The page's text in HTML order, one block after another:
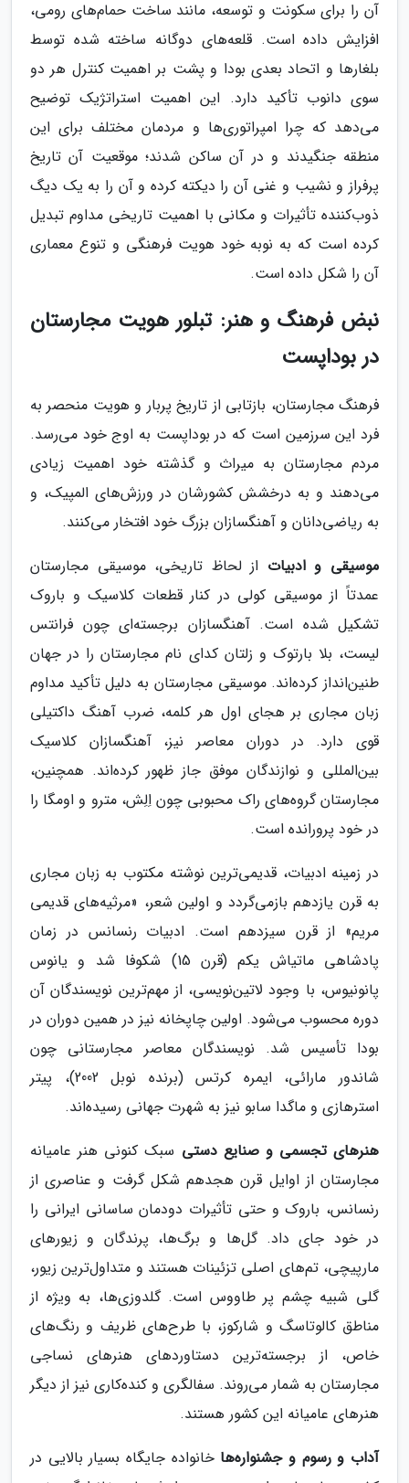
آن را برای سکونت و توسعه، مانند ساخت حمام‌های رومی،
افزایش داده است. قلعه‌های دوگانه ساخته شده توسط
بلغارها و اتحاد بعدی بودا و پشت بر اهمیت کنترل هر دو
سوی دانوب تأکید دارد. این اهمیت استراتژیک توضیح
می‌دهد که چرا امپراتوری‌ها و مردمان مختلف برای این
منطقه جنگیدند و در آن ساکن شدند؛ موقعیت آن تاریخ
پرفراز و نشیب و غنی آن را دیکته کرده و آن را به یک دیگ
ذوب‌کننده تأثیرات و مکانی با اهمیت تاریخی مداوم تبدیل
کرده است که به نوبه خود هویت فرهنگی و تنوع معماری
آن را شکل داده است.
نبض فرهنگ و هنر: تبلور هویت مجارستان
در بوداپست
فرهنگ مجارستان، بازتابی از تاریخ پربار و هویت منحصر به
فرد این سرزمین است که در بوداپست به اوج خود می‌رسد.
مردم مجارستان به میراث و گذشته خود اهمیت زیادی
می‌دهند و به درخشش کشورشان در ورزش‌های المپیک، و
به ریاضی‌دانان و آهنگسازان بزرگ خود افتخار می‌کنند.
موسیقی و ادبیات از لحاظ تاریخی، موسیقی مجارستان
عمدتاً از موسیقی کولی در کنار قطعات کلاسیک و باروک
تشکیل شده است. آهنگسازان برجسته‌ای چون فرانتس
لیست، بلا بارتوک و زلتان کدای نام مجارستان را در جهان
طنین‌انداز کرده‌اند. موسیقی مجارستان به دلیل تأکید مداوم
زبان مجاری بر هجای اول هر کلمه، ضرب آهنگ داکتیلی
قوی دارد. در دوران معاصر نیز، آهنگسازان کلاسیک
بین‌المللی و نوازندگان موفق جاز ظهور کرده‌اند. همچنین،
مجارستان گروه‌های راک محبوبی چون اِلِش، مترو و اومگا را
در خود پرورانده است.
در زمینه ادبیات، قدیمی‌ترین نوشته مکتوب به زبان مجاری
به قرن یازدهم بازمی‌گردد و اولین شعر، «مرثیه‌های قدیمی
مریم» از قرن سیزدهم است. ادبیات رنسانس در زمان
پادشاهی ماتیاش یکم (قرن 15) شکوفا شد و یانوس
پانونیوس، با وجود لاتین‌نویسی، از مهم‌ترین نویسندگان آن
دوره محسوب می‌شود. اولین چاپخانه نیز در همین دوران در
بودا تأسیس شد. نویسندگان معاصر مجارستانی چون
شاندور مارائی، ایمره کرتس (برنده نوبل 2002)، پیتر
استرهازی و ماگدا سابو نیز به شهرت جهانی رسیده‌اند.
هنرهای تجسمی و صنایع دستی سبک کنونی هنر عامیانه
مجارستان از اوایل قرن هجدهم شکل گرفت و عناصری از
رنسانس، باروک و حتی تأثیرات دودمان ساسانی ایرانی را
در خود جای داد. گل‌ها و برگ‌ها، پرندگان و زیورهای
مارپیچی، تم‌های اصلی تزئینات هستند و متداول‌ترین زیور،
گلی شبیه چشم پر طاووس است. گلدوزی‌ها، به ویژه از
مناطق کالوتاسگ و شارکوز، با طرح‌های ظریف و رنگ‌های
خاص، از برجسته‌ترین دستاوردهای هنرهای نساجی
مجارستان به شمار می‌روند. سفالگری و کنده‌کاری نیز از دیگر
هنرهای عامیانه این کشور هستند.
آداب و رسوم و جشنواره‌ها خانواده جایگاه بسیار بالایی در